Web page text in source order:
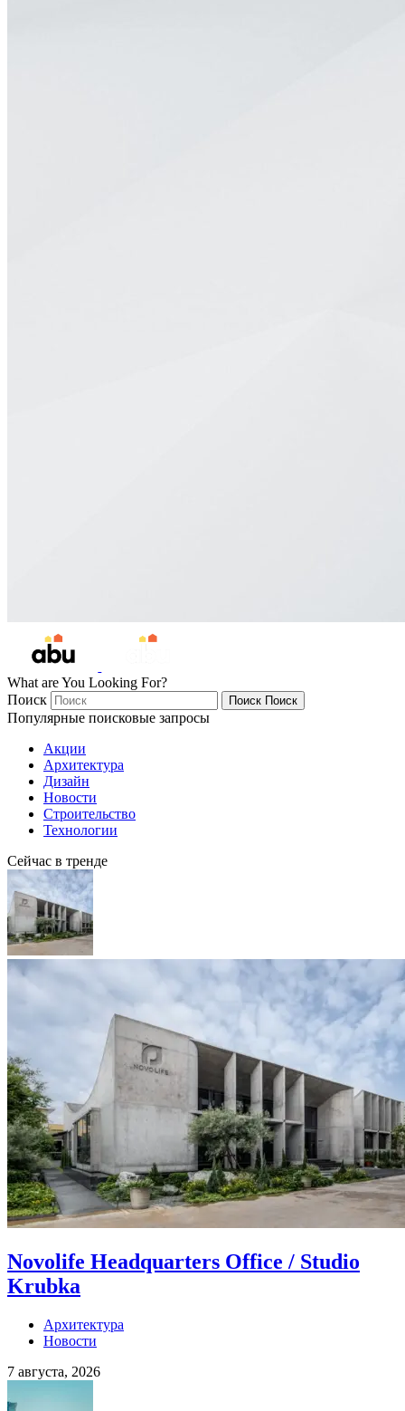
What are You Looking For?
Поиск
Поиск Поиск
Популярные поисковые запросы
Акции
Архитектура
Дизайн
Новости
Строительство
Технологии
Сейчас в тренде
Novolife Headquarters Office / Studio
Krubka
Архитектура
Новости
7 августа, 2026